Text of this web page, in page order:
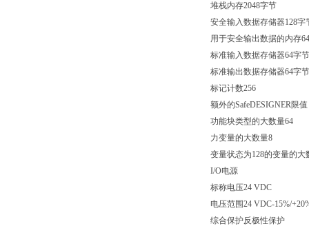
堆栈内存2048字节
安全输入数据存储器128
用于安全输出数据的内存
标准输入数据存储器64字节
标准输出数据存储器64字节
标记计数256
额外的SafeDESIGNER限值
功能块类型的大数量64
力变量的大数量8
变量状态为128的变量的大
I/O电源
标称电压24 VDC
电压范围24 VDC-15%/
综合保护反极性保护